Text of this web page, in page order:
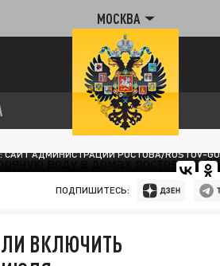
МОСКВА
АДМИНИСТРАЦИИ РОСТОВА/ROSTOV-
ПОДПИШИТЕСЬ:
ВКЛЮЧИТЬ